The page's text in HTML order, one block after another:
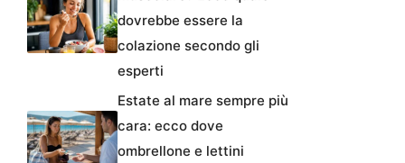
dovrebbe essere la
colazione secondo gli
esperti
Estate al mare sempre più
cara: ecco dove
ombrellone e lettini